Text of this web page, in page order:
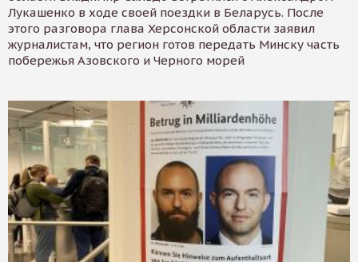
Лукашенко в ходе своей поездки в Беларусь. После
этого разговора глава Херсонской области заявил
журналистам, что регион готов передать Минску часть
побережья Азовского и Черного морей